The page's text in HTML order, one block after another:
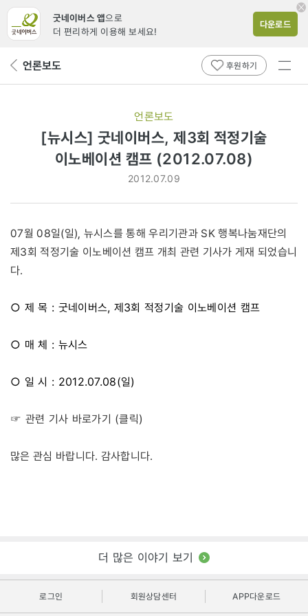
굿네이버스 앱으로
더 편리하게 이용해 보세요!
다운로드
뒤 언론보도 후원하기
전체
언론보도
[뉴시스] 굿네이버스, 제3회 적정기술
이노베이션 캠프 (2012.07.08)
2012.07.09
07월 08일(일), 뉴시스를 통해 우리기관과 SK 행복나눔재단의
제3회 적정기술 이노베이션 캠프 개최 관련 기사가 게재 되었습니
다.
○ 제 목 : 굿네이버스, 제3회 적정기술 이노베이션 캠프
○ 매 체 : 뉴시스
○ 일 시 : 2012.07.08(일)
☞ 관련 기사 바로가기 (클릭)
많은 관심 바랍니다. 감사합니다.
더 많은 이야기 보기
로그인 회원상담센터 APP다운로드